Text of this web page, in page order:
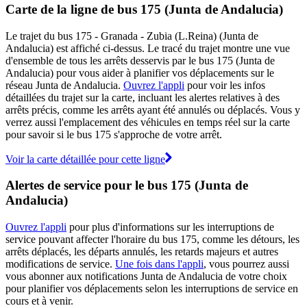
Carte de la ligne de bus 175 (Junta de Andalucia)
Le trajet du bus 175 - Granada - Zubia (L.Reina) (Junta de
Andalucia) est affiché ci-dessus. Le tracé du trajet montre une vue
d'ensemble de tous les arrêts desservis par le bus 175 (Junta de
Andalucia) pour vous aider à planifier vos déplacements sur le
réseau Junta de Andalucia. Ouvrez l'appli pour voir les infos
détaillées du trajet sur la carte, incluant les alertes relatives à des
arrêts précis, comme les arrêts ayant été annulés ou déplacés. Vous y
verrez aussi l'emplacement des véhicules en temps réel sur la carte
pour savoir si le bus 175 s'approche de votre arrêt.
Voir la carte détaillée pour cette ligne
Alertes de service pour le bus 175 (Junta de
Andalucia)
Ouvrez l'appli pour plus d'informations sur les interruptions de
service pouvant affecter l'horaire du bus 175, comme les détours, les
arrêts déplacés, les départs annulés, les retards majeurs et autres
modifications de service. Une fois dans l'appli, vous pourrez aussi
vous abonner aux notifications Junta de Andalucia de votre choix
pour planifier vos déplacements selon les interruptions de service en
cours et à venir.